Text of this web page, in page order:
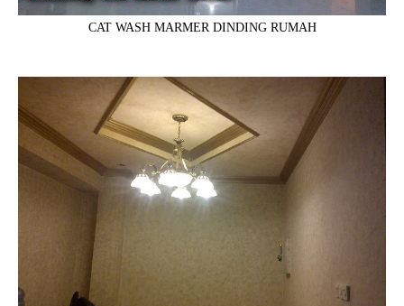
CAT WASH MARMER DINDING RUMAH